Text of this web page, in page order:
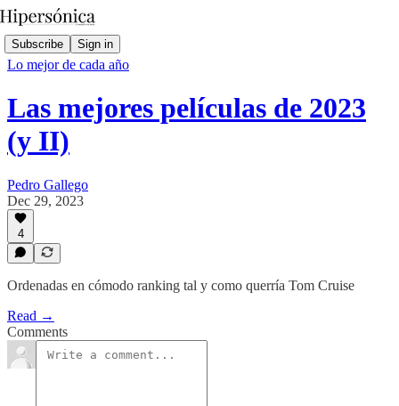
Subscribe Sign in
Lo mejor de cada año
Las mejores películas de 2023
(y II)
Pedro Gallego
Dec 29, 2023
4
Ordenadas en cómodo ranking tal y como querría Tom Cruise
Read →
Comments